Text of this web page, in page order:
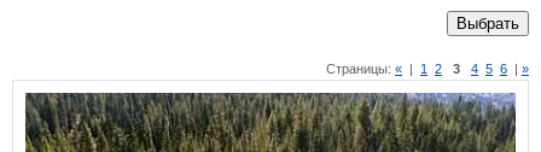
Выбрать
Страницы: « | 1 2 3 4 5 6 | »